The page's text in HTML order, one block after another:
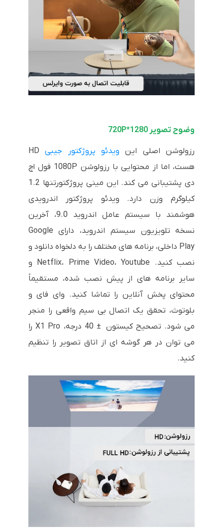
وضوح تصویر 1280*720P
رزولوشن اصلی این ویدئو پروژکتور جیبی
HD
هست، اما از محتوایی با رزولوشن 1080P فول اچ
دی پشتیبانی می کند. این مینی پروژکتورتنها 1.2
کیلوگرم وزن دارد. ویدئو پروژکتور اندرویدی
هوشمند با سیستم عامل اندروید 9.0، آخرین
نسخه تلویزیون سیستم اندروید، دارای Google
Play داخلی، برنامه های مختلف را به دلخواه دانلود و
نصب کنید. Netflix، Prime Video، Youtube و
سایر برنامه های از پیش نصب شده، مستقیماً
محتوای پخش آنلاین را تماشا کنید. وای فای و
بلوتوث، تحقق یک اتصال بی سیم واقعی را منجر
می شود. تصحیح کیستون ± 40 درجه، X1 Pro را
می توان در هر گوشه ای از اتاق تصویر را تنظیم
کنید.